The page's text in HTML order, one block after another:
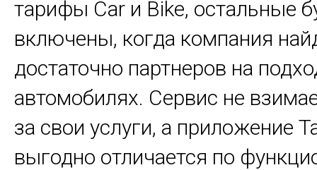
тарифы Car и Bike, остальные
включены, когда компания
достаточно партнеров на
автомобилях. Сервис не
за свои услуги, а приложение
выгодно отличается по